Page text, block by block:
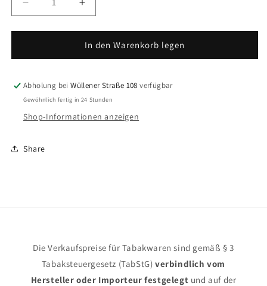
Verringere
die
Menge
Pueblo
Erhöhe
die
Menge
für
Pueblo
In den Warenkorb legen
Abholung beiWüllener Straße 108 verfügbar
Gewöhnlich fertig in 24 Stunden
Shop-Informationen anzeigen
Share
Die Verkaufspreise für Tabakwaren sind gemäß § 3
Tabaksteuergesetz (TabStG)verbindlich vom
Hersteller oder Importeur festgelegt und auf der